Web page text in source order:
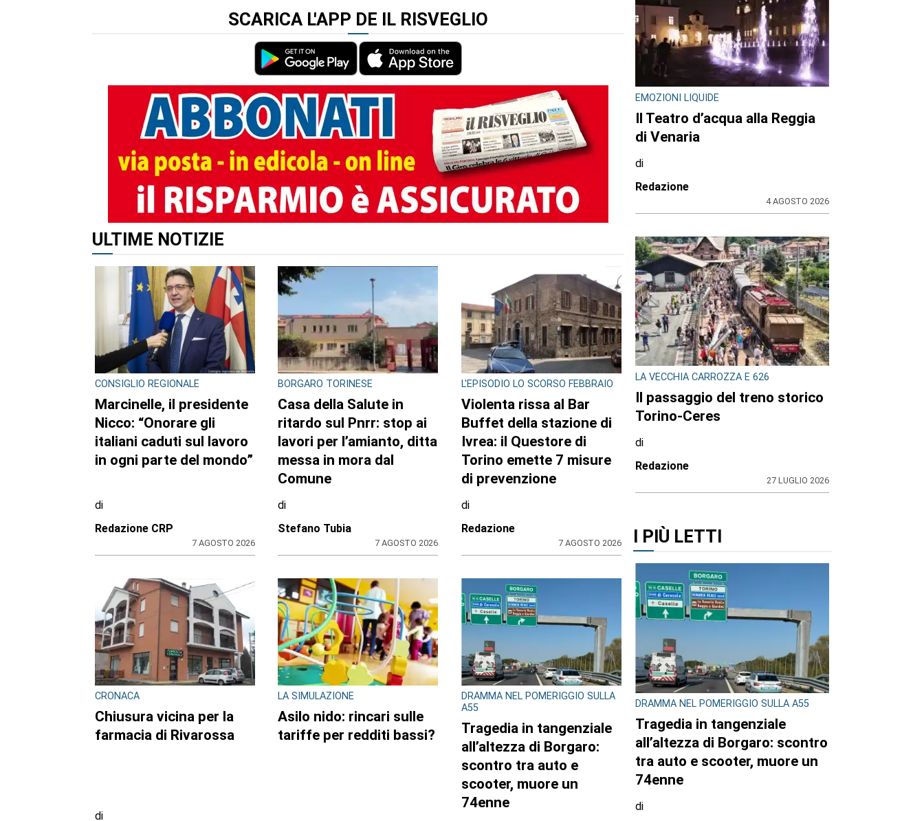
SCARICA L'APP DE IL RISVEGLIO
ULTIME NOTIZIE
CONSIGLIO REGIONALE
Marcinelle, il presidente
Nicco: “Onorare gli
italiani caduti sul lavoro
in ogni parte del mondo”
di
Redazione CRP
7 AGOSTO 2026
BORGARO TORINESE
Casa della Salute in
ritardo sul Pnrr: stop ai
lavori per l’amianto, ditta
messa in mora dal
Comune
di
Stefano Tubia
7 AGOSTO 2026
L'EPISODIO LO SCORSO FEBBRAIO
Violenta rissa al Bar
Buffet della stazione di
Ivrea: il Questore di
Torino emette 7 misure
di prevenzione
di
Redazione
7 AGOSTO 2026
CRONACA
Chiusura vicina per la
farmacia di Rivarossa
di
LA SIMULAZIONE
Asilo nido: rincari sulle
tariffe per redditi bassi?
DRAMMA NEL POMERIGGIO SULLA
A55
Tragedia in tangenziale
all’altezza di Borgaro:
scontro tra auto e
scooter, muore un
74enne
EMOZIONI LIQUIDE
Il Teatro d’acqua alla Reggia
di Venaria
di
Redazione
4 AGOSTO 2026
LA VECCHIA CARROZZA E 626
Il passaggio del treno storico
Torino-Ceres
di
Redazione
27 LUGLIO 2026
I PIÙ LETTI
DRAMMA NEL POMERIGGIO SULLA A55
Tragedia in tangenziale
all’altezza di Borgaro: scontro
tra auto e scooter, muore un
74enne
di